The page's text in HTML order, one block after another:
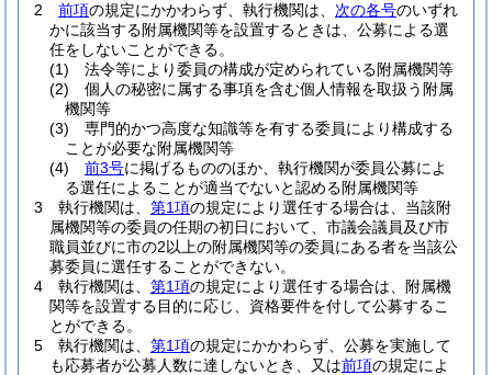
2
前項の規定にかかわらず、執行機関は、 次の各号のいずれ
かに該当する附属機関等を設置するときは、公募による選
任をしないことができる。
(1)
法令等により委員の構成が定められている附属機関等
(2)
個人の秘密に属する事項を含む個人情報を取扱う附属
機関等
(3)
専門的かつ高度な知識等を有する委員により構成する
ことが必要な附属機関等
(4)
前3号に掲げるもののほか、執行機関が委員公募によ
る選任によることが適当でないと認める附属機関等
3
執行機関は、 第1項の規定により選任する場合は、当該附
属機関等の委員の任期の初日において、市議会議員及び市
職員並びに市の2以上の附属機関等の委員にある者を当該公
募委員に選任することができない。
4
執行機関は、 第1項の規定により選任する場合は、附属機
関等を設置する目的に応じ、資格要件を付して公募するこ
とができる。
5
執行機関は、 第1項の規定にかかわらず、公募を実施して
も応募者が公募人数に達しないとき、又は前項の規定によ